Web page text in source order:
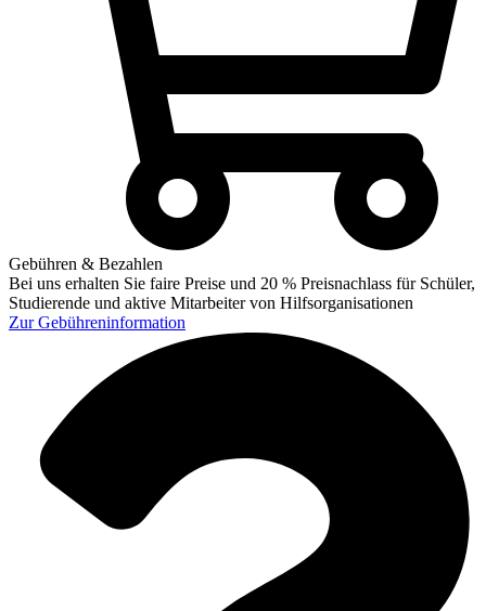
Gebühren & Bezahlen
Bei uns erhalten Sie faire Preise und 20 % Preisnachlass für Schüler,
Studierende und aktive Mitarbeiter von Hilfsorganisationen
ZurGebühreninformation